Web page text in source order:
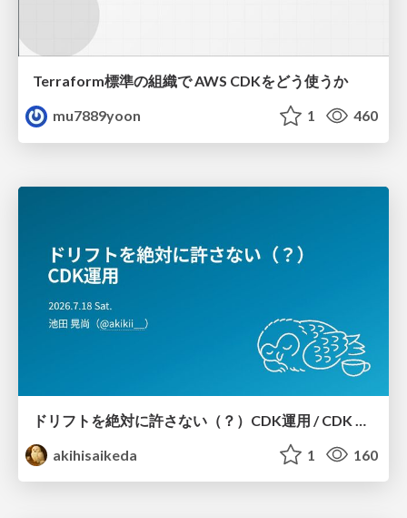
Terraform標準の組織で AWS CDKをどう使うか
mu7889yoon
1 460
akihisaikeda
1 160